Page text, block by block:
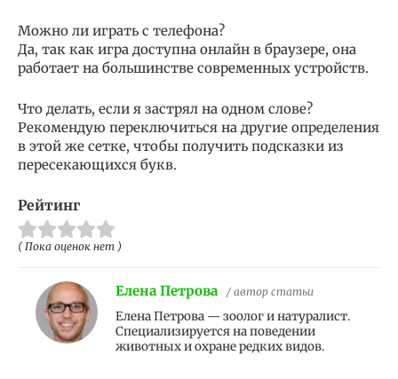
Можно ли играть с телефона?
Да, так как игра доступна онлайн в браузере, она
работает на большинстве современных устройств.
Что делать, если я застрял на одном слове?
Рекомендую переключиться на другие определения
в этой же сетке, чтобы получить подсказки из
пересекающихся букв.
Рейтинг
( Пока оценок нет )
Елена Петрова / автор статьи
Елена Петрова — зоолог и натуралист.
Специализируется на поведении
животных и охране редких видов.